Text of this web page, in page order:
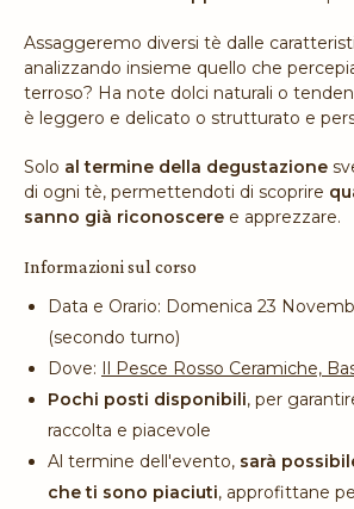
Assaggeremo diversi tè dalle
analizzando insieme quello che
terroso? Ha note dolci naturali o
è leggero e delicato o strutturato e
Solo al termine della degustazione
di ogni tè, permettendoti di scoprire
sanno già riconoscere e apprezzare.
Informazioni sul corso
Data e Orario: Domenica 23
(secondo turno)
Dove: Il Pesce Rosso Ceramiche,
Pochi posti disponibili, per
raccolta e piacevole
Al termine dell'evento, sarà
che ti sono piaciuti, approfittane